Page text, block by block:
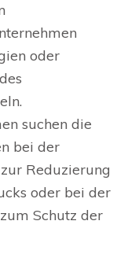
oder
suchen die
bei der
Reduzierung
oder bei der
Schutz der